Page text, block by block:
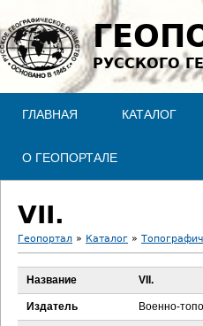
Jump to
РУССКОГО
ГЛАВНАЯ КАТАЛОГ
О ГЕОПОРТАЛЕ
VII.
В
ы
Геопортал » Каталог »
Название VII.
Издатель Военно-